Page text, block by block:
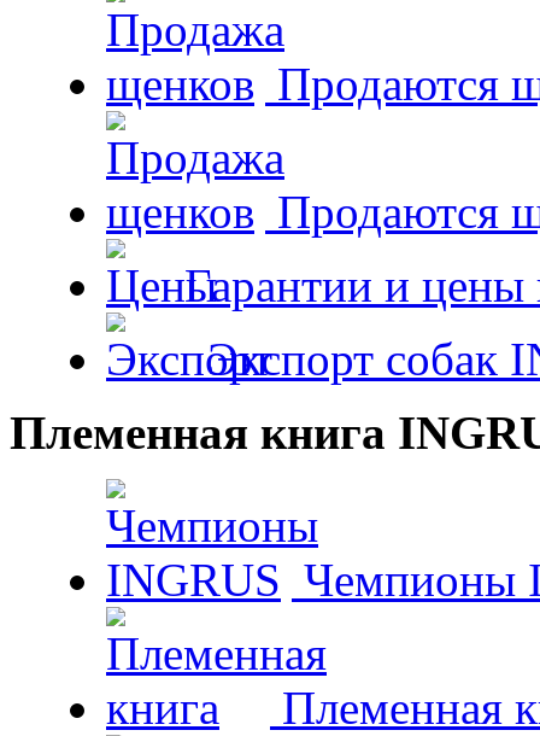
Продаются
Продаются
Гарантии и цены
Экспорт собак
Племенная книга
Чемпионы
Племенная